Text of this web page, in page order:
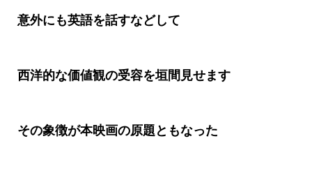
意外にも英語を話すなどして
西洋的な価値観の受容を垣間見せます
その象徴が本映画の原題ともなった